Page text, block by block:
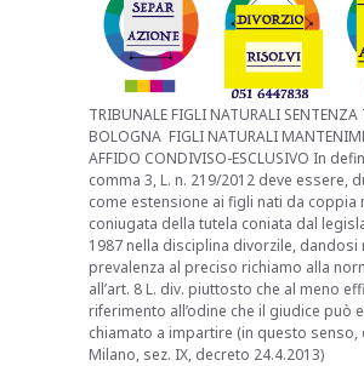
TRIBUNALE FIGLI NATURALI SENTENZA
BOLOGNA FIGLI NATURALI
AFFIDO CONDIVISO-ESCLUSIVO In
comma 3, L. n. 219/2012 deve essere,
come estensione ai figli nati da coppia
coniugata della tutela coniata dal
1987 nella disciplina divorzile, dandosi
prevalenza al preciso richiamo alla
all’art. 8 L. div. piuttosto che al meno
riferimento all’odine che il giudice può
chiamato a impartire (in questo senso,
Milano, sez. IX, decreto 24.4.2013)